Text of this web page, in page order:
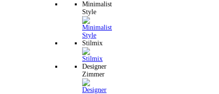
Minimalist
Style
Stilmix
Designer
Zimmer